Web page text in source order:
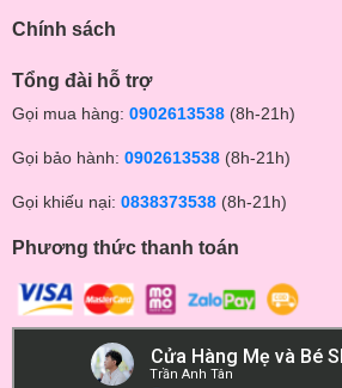
Chính sách
Tổng đài hỗ trợ
Gọi mua hàng: 0902613538 (8h-21h)
Gọi bảo hành: 0902613538 (8h-21h)
Gọi khiếu nại: 0838373538 (8h-21h)
Phương thức thanh toán